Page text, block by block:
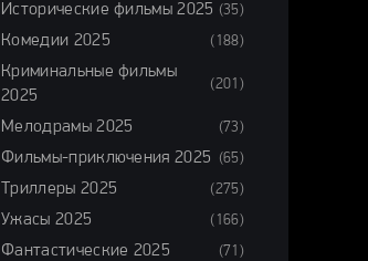
Исторические фильмы 2025 (35)
Комедии 2025 (188)
Криминальные фильмы
2025
(201)
Мелодрамы 2025 (73)
Фильмы-приключения 2025 (65)
Триллеры 2025 (275)
Ужасы 2025 (166)
Фантастические 2025 (71)